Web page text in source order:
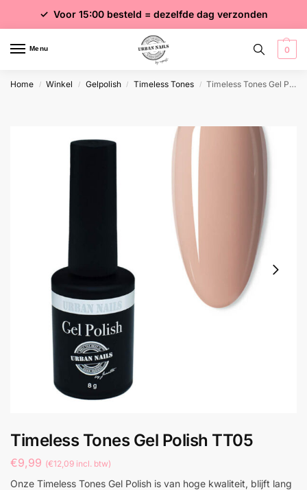
✓ Gratis verzending vanaf €75 excl. btw
✓ Voor 15:00 besteld = dezelfde dag verzonden
✓ Meer dan 4000 producten
Menu 0
Home / Winkel / Gelpolish / Timeless Tones / Timeless Tones Gel Polish TT05
Timeless Tones Gel Polish TT05
€9,99 (€12,09 incl. btw)
Onze Timeless Tones Gel Polish is van hoge kwaliteit, blijft lang